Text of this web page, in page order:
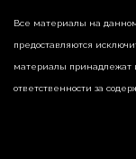
Все материалы на
предоставляются
материалы принадлежат
ответственности за